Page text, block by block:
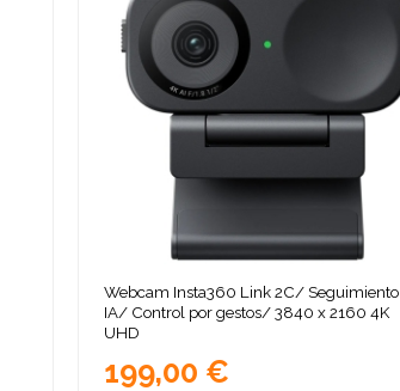
Webcam Insta360 Link 2C/
IA/ Control por gestos/ 3840 x 2160 4K
UHD
199,00 €